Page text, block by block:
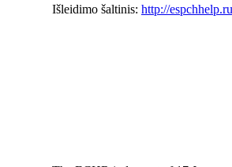
Išleidimo šaltinis: http://